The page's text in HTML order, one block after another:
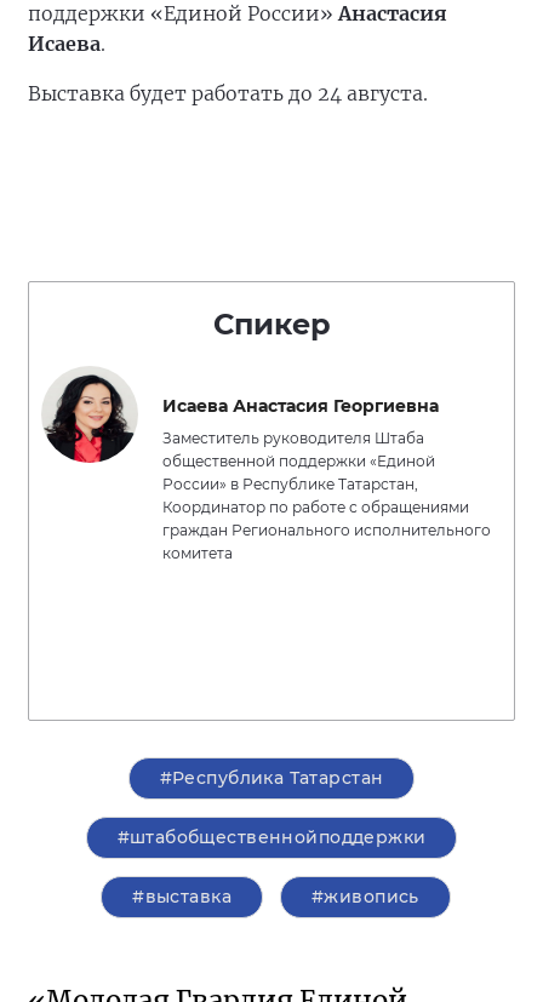
поддержки «Единой России»Анастасия
Исаева.
Выставка будет работать до 24 августа.
Спикер
Исаева Анастасия Георгиевна
Заместитель руководителя Штаба
общественной поддержки «Единой
России» в Республике Татарстан,
Координатор по работе с обращениями
граждан Регионального исполнительного
комитета
#Республика Татарстан
#штабобщественнойподдержки
#выставка #живопись